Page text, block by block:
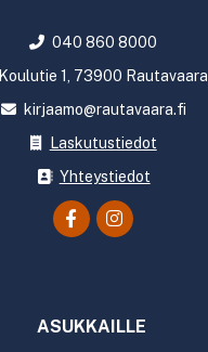
040 860 8000
Koulutie 1, 73900 Rautavaara
kirjaamo@rautavaara.fi
Laskutustiedot
Yhteystiedot
ASUKKAILLE